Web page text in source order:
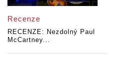
Recenze
RECENZE: Nezdolný Paul
McCartney...